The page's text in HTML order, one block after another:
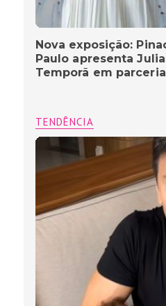
Nova exposição:
Paulo apresenta
Temporã em parceria
TENDÊNCIA